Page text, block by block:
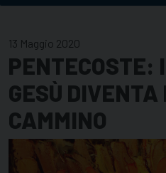
13 Maggio 2020
PENTECOSTE:
GESÙ DIVENTA
CAMMINO